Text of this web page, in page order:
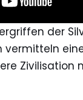
der